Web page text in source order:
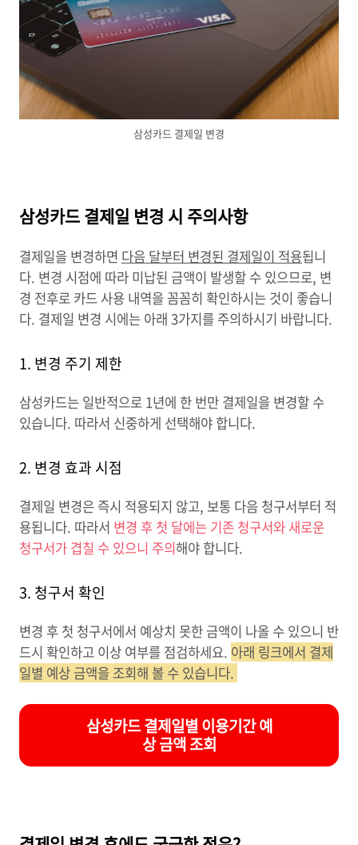
삼성카드 결제일 변경
삼성카드 결제일 변경 시 주의사항
결제일을 변경하면 다음 달부터 변경된 결제일이 적용됩니
다. 변경 시점에 따라 미납된 금액이 발생할 수 있으므로, 변
경 전후로 카드 사용 내역을 꼼꼼히 확인하시는 것이 좋습니
다. 결제일 변경 시에는 아래 3가지를 주의하시기 바랍니다.
1. 변경 주기 제한
삼성카드는 일반적으로 1년에 한 번만 결제일을 변경할 수
있습니다. 따라서 신중하게 선택해야 합니다.
2. 변경 효과 시점
결제일 변경은 즉시 적용되지 않고, 보통 다음 청구서부터 적
용됩니다. 따라서 변경 후 첫 달에는 기존 청구서와 새로운
청구서가 겹칠 수 있으니 주의해야 합니다.
3. 청구서 확인
변경 후 첫 청구서에서 예상치 못한 금액이 나올 수 있으니 반
드시 확인하고 이상 여부를 점검하세요. 아래 링크에서 결제
일별 예상 금액을 조회해 볼 수 있습니다.
삼성카드 결제일별 이용기간 예
상 금액 조회